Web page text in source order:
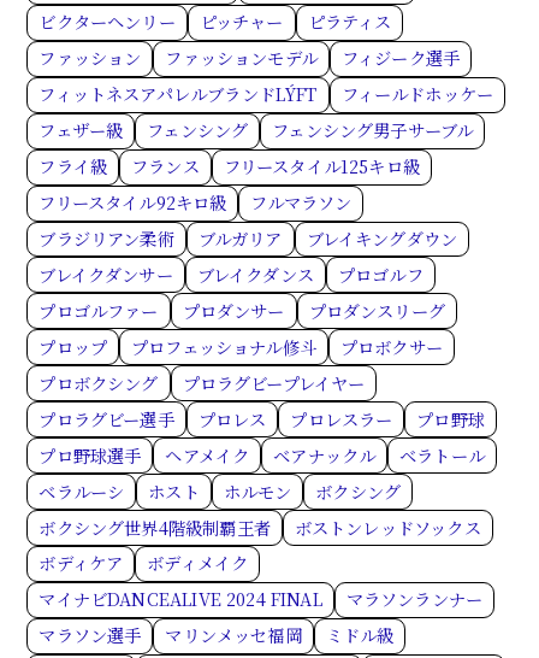
ビクターヘンリー
ピッチャー
ピラティス
ファッション
ファッションモデル
フィジーク選手
フィットネスアパレルブランドLÝFT
フィールドホッケー
フェザー級
フェンシング
フェンシング男子サーブル
フライ級
フランス
フリースタイル125キロ級
フリースタイル92キロ級
フルマラソン
ブラジリアン柔術
ブルガリア
ブレイキングダウン
ブレイクダンサー
ブレイクダンス
プロゴルフ
プロゴルファー
プロダンサー
プロダンスリーグ
プロップ
プロフェッショナル修斗
プロボクサー
プロボクシング
プロラグビープレイヤー
プロラグビー選手
プロレス プロレスラー
プロ野球
プロ野球選手
ヘアメイク ベアナックル
ベラトール
ベラルーシ
ホスト ホルモン
ボクシング
ボクシング世界4階級制覇王者
ボストンレッドソックス
ボディケア
ボディメイク
マイナビDANCEALIVE 2024 FINAL
マラソンランナー
マラソン選手
マリンメッセ福岡
ミドル級